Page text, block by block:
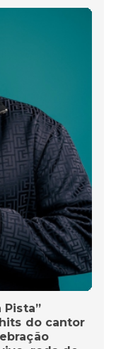
Pista”
do cantor